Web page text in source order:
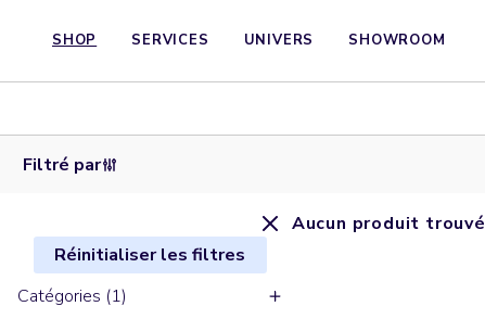
SHOP SERVICES UNIVERS SHOWROOM
Filtré par
Réinitialiser les filtres
Catégories (1)
Aucun produit trouvé